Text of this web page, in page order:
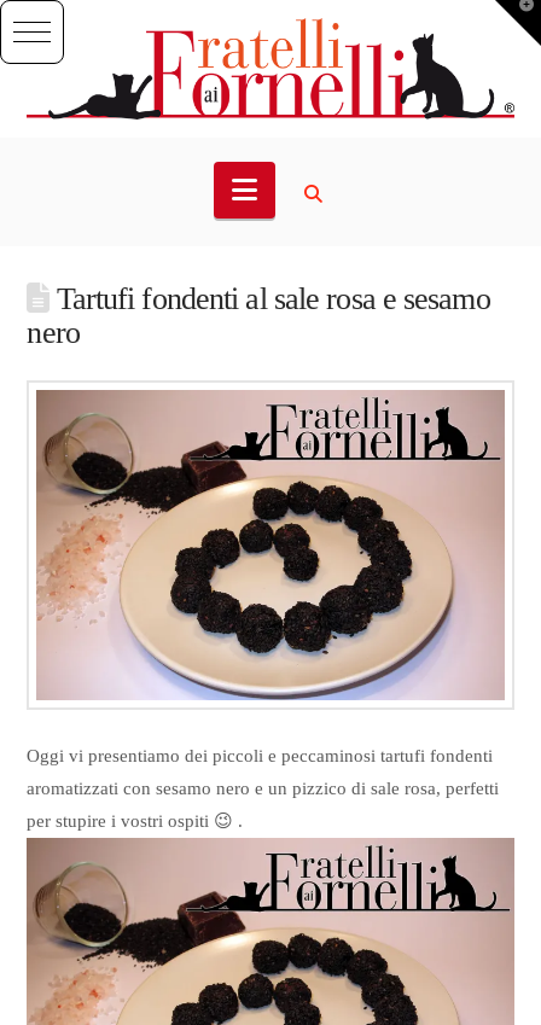
Navigation
Tartufi fondenti al sale rosa e sesamo
nero
Oggi vi presentiamo dei piccoli e peccaminosi tartufi fondenti
aromatizzati con sesamo nero e un pizzico di sale rosa, perfetti
per stupire i vostri ospiti 😉 .